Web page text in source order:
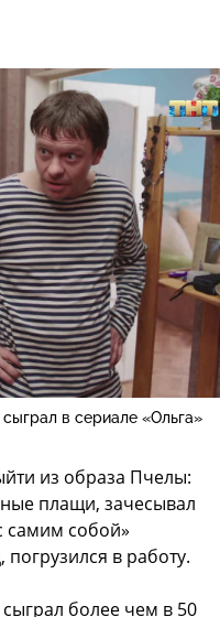
в сериале «Ольга»
из образа Пчелы:
плащи, зачесывал
самим собой»
в работу.
более чем в 50